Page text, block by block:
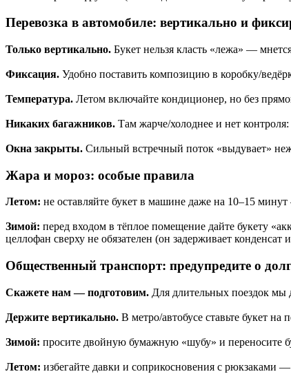
Перевозка в автомобиле: вертикально и
Только вертикально. Букет нельзя класть «лежа» —
Фиксация. Удобно поставить композицию в коробку/
Температура. Летом включайте кондиционер, но без
Никаких багажников. Там жарче/холоднее и нет
Окна закрыты. Сильный встречный поток «выдувает»
Жара и мороз: особые правила
Летом: не оставляйте букет в машине даже на 10–15
Зимой: перед входом в тёплое помещение дайте букету
целлофан сверху не обязателен (он задерживает конденсат
Общественный транспорт: предупредите о
Скажете нам — подготовим. Для длительных поездок мы
Держите вертикально. В метро/автобусе ставьте букет
Зимой: просите двойную бумажную «шубу» и переносите
Летом: избегайте давки и соприкосновения с рюкзаками